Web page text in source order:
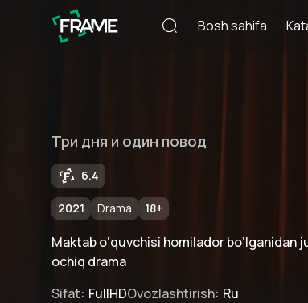
Bosh sahifa
Три дня и один повод
6.4
2021 Drama 18+
Maktab o‘quvchisi homilador bo‘lganidan
ochiq drama
Sifat: FullHDOvozlashtirish: Ru